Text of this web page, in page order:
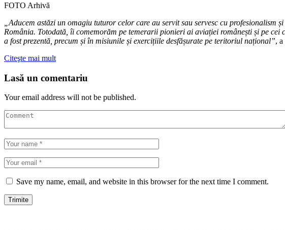
FOTO Arhivă
„Aducem astăzi un omagiu tuturor celor care au servit sau servesc cu
România. Totodată, îi comemorăm pe temerarii pionieri ai aviației românești și pe
a fost prezentă, precum și în misiunile și exercițiile desfășurate pe teritoriul național”,
Citeşte mai mult
Lasă un comentariu
Your email address will not be published.
Save my name, email, and website in this browser for the next time I comment.